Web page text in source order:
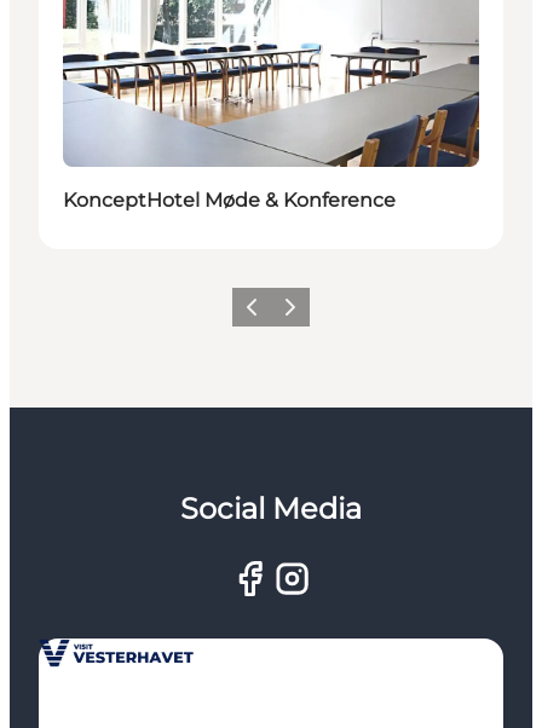
KonceptHotel Møde & Konference
ForrigeNæste
Social Media